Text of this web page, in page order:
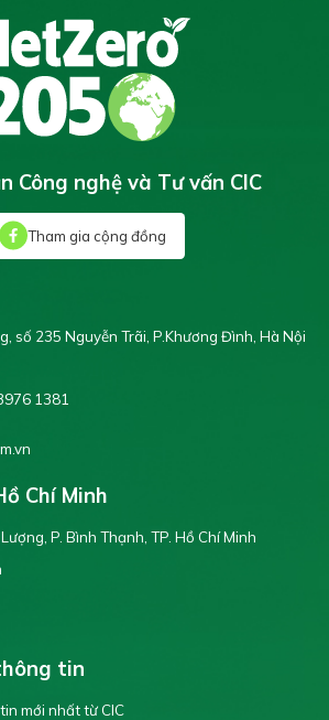
Công nghệ và Tư vấn CIC
Tham gia cộng đồng
số 235 Nguyễn Trãi, P.Khương Đình, Hà Nội
1381
Chí Minh
P. Bình Thạnh, TP. Hồ Chí Minh
tin
mới nhất từ CIC